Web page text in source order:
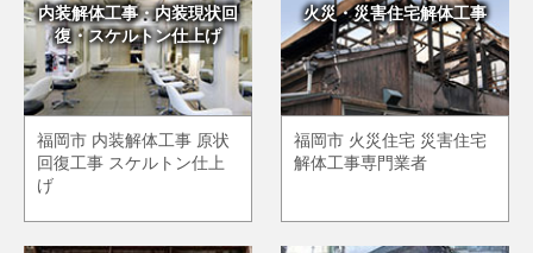
内装解体工事・内装現状回
復・スケルトン仕上げ
福岡市 内装解体工事 原状
回復工事 スケルトン仕上
げ
火災・災害住宅解体工事
福岡市 火災住宅 災害住宅
解体工事専門業者